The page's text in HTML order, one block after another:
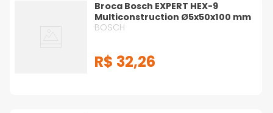
Broca Bosch EXPERT HEX-9
Multiconstruction Ø5x50x100 mm
BOSCH
R$ 32,26